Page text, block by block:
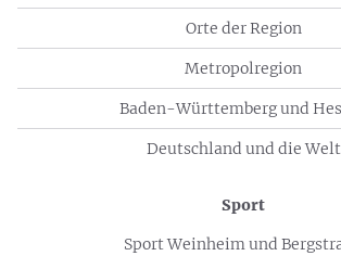
Orte der Region
Metropolregion
Baden-Württemberg und
Deutschland und die Welt
Sport
Sport Weinheim und